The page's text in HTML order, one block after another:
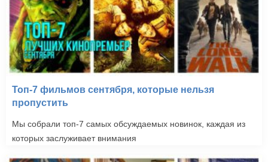
Секретные материалы
Топ-7 фильмов сентября, которые нельзя
пропустить
Мы собрали топ-7 самых обсуждаемых новинок, каждая из
которых заслуживает внимания